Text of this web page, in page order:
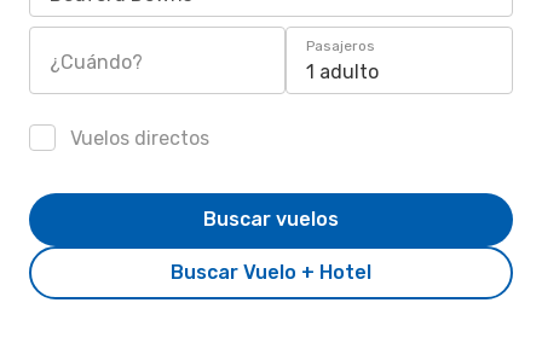
¿Cuándo?
Pasajeros
1 adulto
Vuelos directos
Buscar Vuelo + Hotel
Buscar vuelos